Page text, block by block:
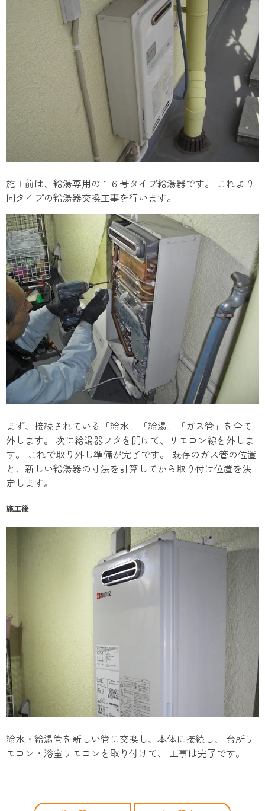
施工前は、給湯専用の１６号タイプ給湯器です。 これより
同タイプの給湯器交換工事を行います。
まず、接続されている「給水」「給湯」「ガス管」を全て
外します。 次に給湯器フタを開けて、リモコン線を外しま
す。 これで取り外し準備が完了です。 既存のガス管の位置
と、新しい給湯器の寸法を計算してから取り付け位置を決
定します。
施工後
給水・給湯管を新しい管に交換し、本体に接続し、 台所リ
モコン・浴室リモコンを取り付けて、 工事は完了です。